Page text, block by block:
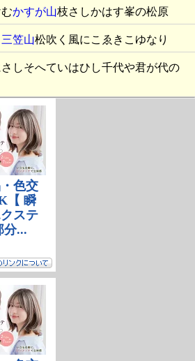
かすが山枝さしかはす峯の松原
三笠山松吹く風にこゑきこゆなり
しそへていはひし千代や君が代の